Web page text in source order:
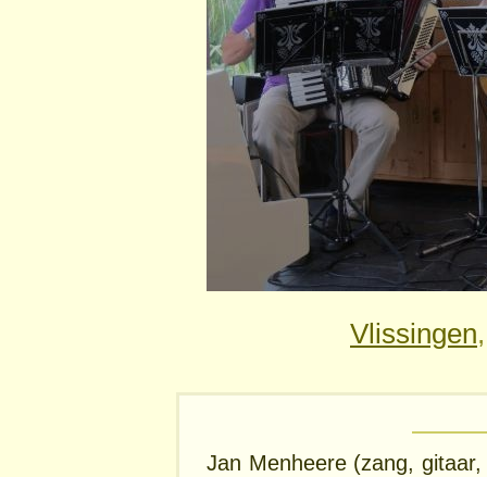
Vlissingen
Jan Menheere (zang,